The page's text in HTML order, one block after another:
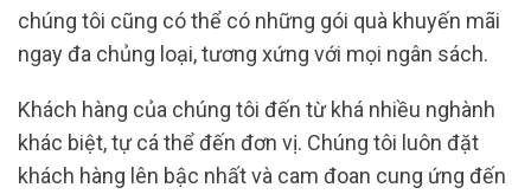
chúng tôi cũng có thể có những gói quà khuyến mãi
ngay đa chủng loại, tương xứng với mọi ngân sách.
Khách hàng của chúng tôi đến từ khá nhiều nghành
khác biệt, tự cá thể đến đơn vị. Chúng tôi luôn đặt
khách hàng lên bậc nhất và cam đoan cung ứng đến